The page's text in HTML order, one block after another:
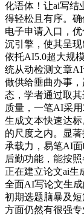
化语体！让ai写结
得轻松且有序。
电子申请入口，
沉引擎，使其呈
依托AI5.0超大规
统从动检测文章
做供给垂曲办事
态，学者通过取
质量，一笔AI采
生成文本快速达
的尺度之内。显
承载力，易笔AI
后勤功能，能按
正在建立论文ai生
全面AI写论文生
初期选题脑暴及
方面仍然有很强